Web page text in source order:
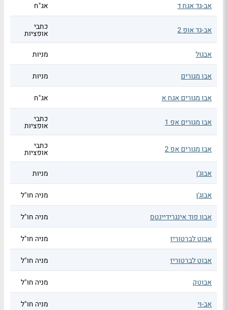
אב-גד אגח ד אג"ח
אב-גד אופ 2 כתבי
אופציות
אבגול
מניות
אבו מגורים מניות
אבו מגורים אגח א אג"ח
אבו מגורים אפ 1 כתבי
אופציות
אבו מגורים אפ 2 כתבי
אופציות
אבוג'ן
מניות
אבוג'ן מניה חו"ל
אבוו פוד אינגרידיינטס מניה חו"ל
אבוט לברטוריז מניה חו"ל
אבוט לברטוריז מניה חו"ל
אבוטק מניה חו"ל
אב-וי מניה חו"ל